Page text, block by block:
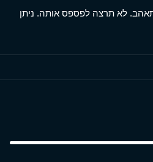
לא תרצה לפספס אותה. ניתן